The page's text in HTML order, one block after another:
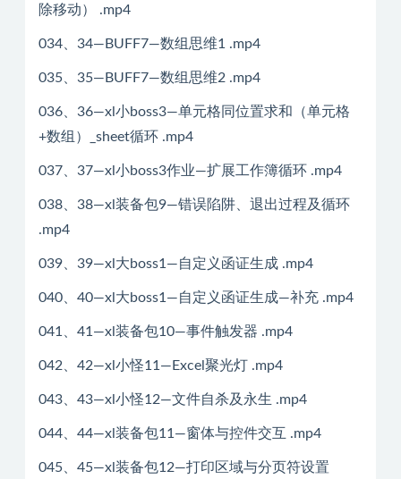
除移动） .mp4
034、34—BUFF7—数组思维1 .mp4
035、35—BUFF7—数组思维2 .mp4
036、36—xl小boss3—单元格同位置求和（单元格
+数组）_sheet循环 .mp4
037、37—xl小boss3作业—扩展工作簿循环 .mp4
038、38—xl装备包9—错误陷阱、退出过程及循环
.mp4
039、39—xl大boss1—自定义函证生成 .mp4
040、40—xl大boss1—自定义函证生成—补充 .mp4
041、41—xl装备包10—事件触发器 .mp4
042、42—xl小怪11—Excel聚光灯 .mp4
043、43—xl小怪12—文件自杀及永生 .mp4
044、44—xl装备包11—窗体与控件交互 .mp4
045、45—xl装备包12—打印区域与分页符设置